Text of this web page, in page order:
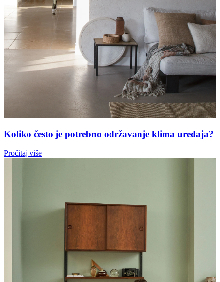
Koliko često je potrebno održavanje klima uređaja?
Pročitaj više